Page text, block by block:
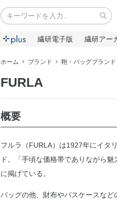
繊研電子版 繊研アー
ホーム ブランド 鞄・バッグブランド
FURLA
概要
フルラ（FURLA）は1927年にイタ
ド。「手頃な価格帯でありながら
に掲げている。
バッグの他、財布やパスケースなど